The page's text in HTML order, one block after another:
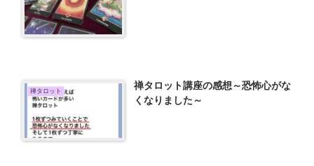
禅タロット
禅タロット講座の感想～恐怖心がな
くなりました～